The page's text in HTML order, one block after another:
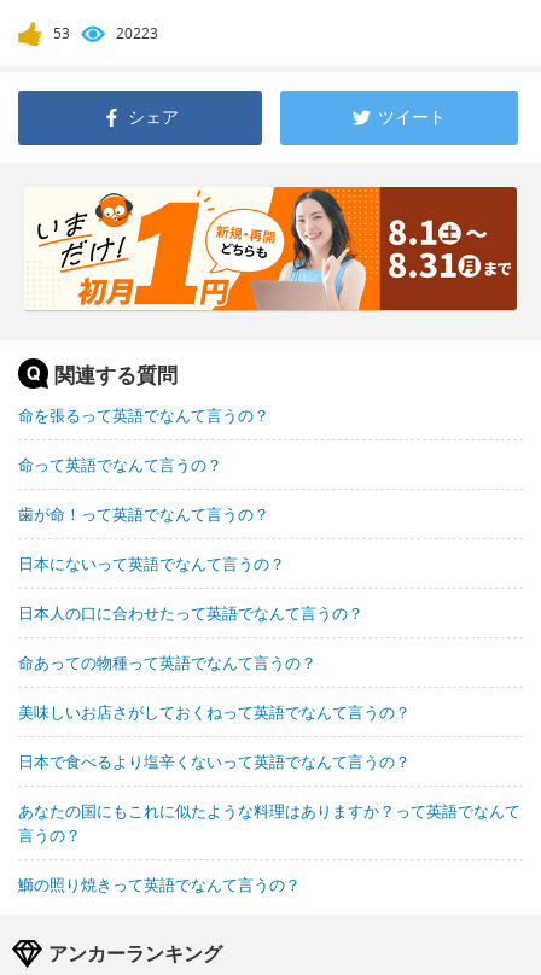
53 20223
シェア ツイート
関連する質問
命を張るって英語でなんて言うの？
命って英語でなんて言うの？
歯が命！って英語でなんて言うの？
日本にないって英語でなんて言うの？
日本人の口に合わせたって英語でなんて言うの？
命あっての物種って英語でなんて言うの？
美味しいお店さがしておくねって英語でなんて言うの？
日本で食べるより塩辛くないって英語でなんて言うの？
あなたの国にもこれに似たような料理はありますか？って英語でなんて
言うの？
鰤の照り焼きって英語でなんて言うの？
アンカーランキング